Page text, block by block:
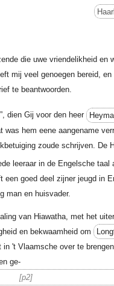
die uwe vriendelikheid en
mij veel genoegen bereid,
te beantwoorden.
dien Gij voor den heer
was hem eene aangename
zoude schrijven. De
leeraar in de Engelsche taal
goed deel zijner jeugd in
man en huisvader.
van Hiawatha, met het
en bekwaamheid om
't Vlaamsche over te
ge-
p2